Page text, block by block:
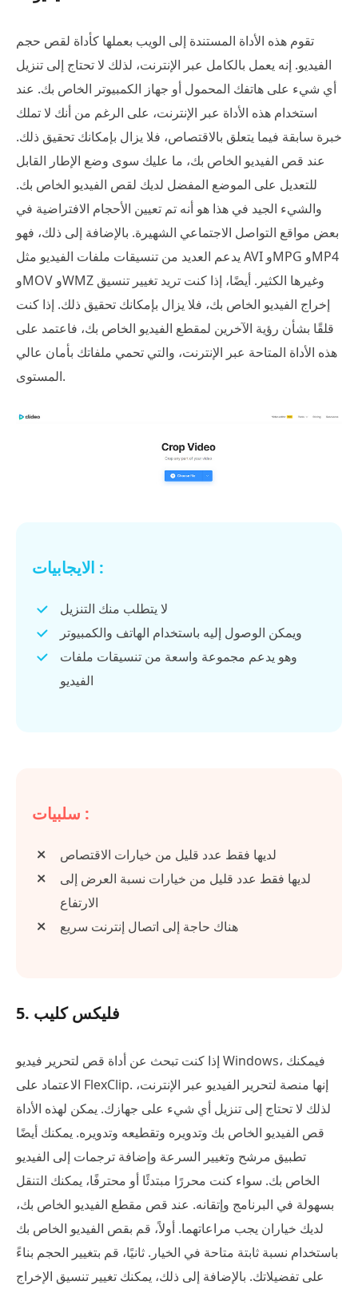
تقوم هذه الأداة المستندة إلى الويب بعملها كأداة لقص حجم
الفيديو. إنه يعمل بالكامل عبر الإنترنت، لذلك لا تحتاج إلى تنزيل
أي شيء على هاتفك المحمول أو جهاز الكمبيوتر الخاص بك. عند
استخدام هذه الأداة عبر الإنترنت، على الرغم من أنك لا تملك
خبرة سابقة فيما يتعلق بالاقتصاص، فلا يزال بإمكانك تحقيق ذلك.
عند قص الفيديو الخاص بك، ما عليك سوى وضع الإطار القابل
للتعديل على الموضع المفضل لديك لقص الفيديو الخاص بك.
والشيء الجيد في هذا هو أنه تم تعيين الأحجام الافتراضية في
بعض مواقع التواصل الاجتماعي الشهيرة. بالإضافة إلى ذلك، فهو
يدعم العديد من تنسيقات ملفات الفيديو مثل AVI وMPG وMP4
وMOV وWMZ وغيرها الكثير. أيضًا، إذا كنت تريد تغيير تنسيق
إخراج الفيديو الخاص بك، فلا يزال بإمكانك تحقيق ذلك. إذا كنت
قلقًا بشأن رؤية الآخرين لمقطع الفيديو الخاص بك، فاعتمد على
هذه الأداة المتاحة عبر الإنترنت، والتي تحمي ملفاتك بأمان عالي
المستوى.
الايجابيات :
لا يتطلب منك التنزيل
ويمكن الوصول إليه باستخدام الهاتف والكمبيوتر
وهو يدعم مجموعة واسعة من تنسيقات ملفات
الفيديو
سلبيات :
لديها فقط عدد قليل من خيارات الاقتصاص
لديها فقط عدد قليل من خيارات نسبة العرض إلى
الارتفاع
هناك حاجة إلى اتصال إنترنت سريع
5. فليكس كليب
إذا كنت تبحث عن أداة قص لتحرير فيديو Windows، فيمكنك
الاعتماد على FlexClip. إنها منصة لتحرير الفيديو عبر الإنترنت،
لذلك لا تحتاج إلى تنزيل أي شيء على جهازك. يمكن لهذه الأداة
قص الفيديو الخاص بك وتدويره وتقطيعه وتدويره. يمكنك أيضًا
تطبيق مرشح وتغيير السرعة وإضافة ترجمات إلى الفيديو
الخاص بك. سواء كنت محررًا مبتدئًا أو محترفًا، يمكنك التنقل
بسهولة في البرنامج وإتقانه. عند قص مقطع الفيديو الخاص بك،
لديك خياران يجب مراعاتهما. أولاً، قم بقص الفيديو الخاص بك
باستخدام نسبة ثابتة متاحة في الخيار. ثانيًا، قم بتغيير الحجم بناءً
على تفضيلاتك. بالإضافة إلى ذلك، يمكنك تغيير تنسيق الإخراج